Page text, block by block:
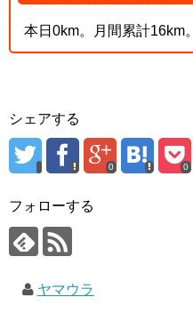
本日0km。月間累計16km。
シェアする
0 0
フォローする
ヤマウラ